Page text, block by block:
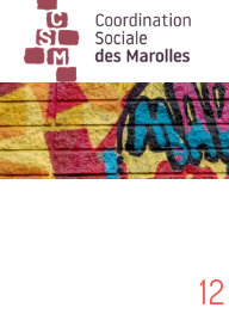
Main Navigation